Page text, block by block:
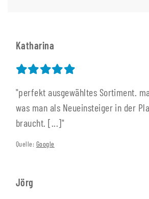
Katharina
"perfekt ausgewähltes Sortiment.
was man als Neueinsteiger in der
braucht. [...]"
Quelle: Google
Jörg